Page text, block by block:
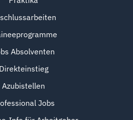
Absolventen
Direkteinstieg
Azubistellen
Jobs